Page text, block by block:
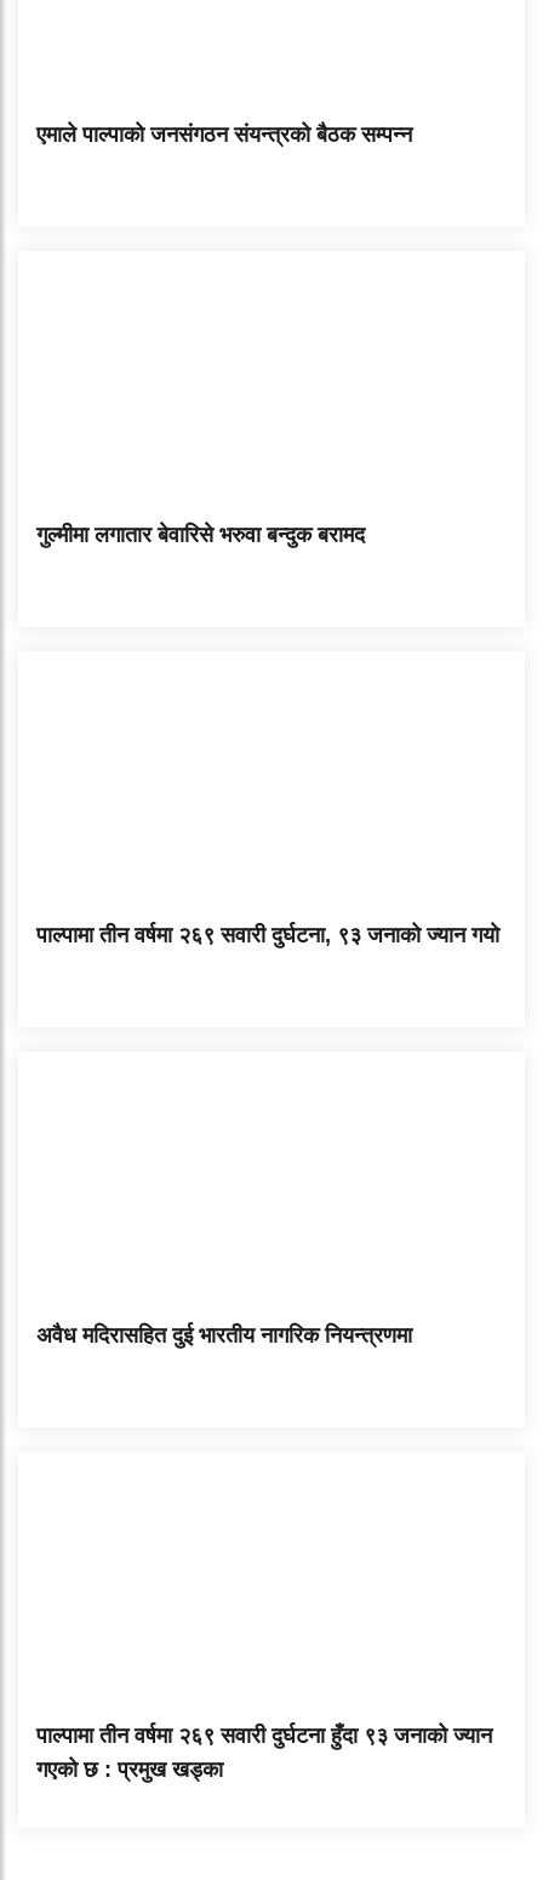
एमाले पाल्पाको जनसंगठन संयन्त्रको बैठक सम्पन्न
गुल्मीमा लगातार बेवारिसे भरुवा बन्दुक बरामद
पाल्पामा तीन वर्षमा २६९ सवारी दुर्घटना, ९३ जनाको ज्यान गयाे
अवैध मदिरासहित दुई भारतीय नागरिक नियन्त्रणमा
पाल्पामा तीन वर्षमा २६९ सवारी दुर्घटना हुँदा ९३ जनाको ज्यान
गएको छ : प्रमुख खड्का